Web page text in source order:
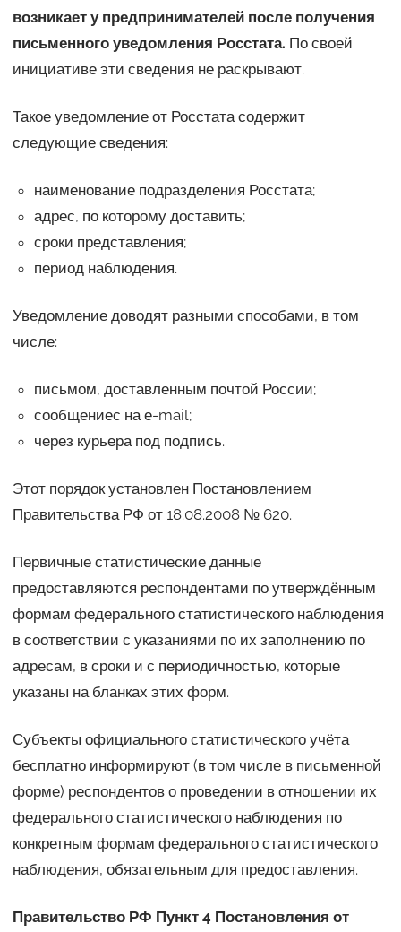
возникает у предпринимателей после получения
письменного уведомления Росстата. По своей
инициативе эти сведения не раскрывают.
Такое уведомление от Росстата содержит
следующие сведения:
наименование подразделения Росстата;
адрес, по которому доставить;
сроки представления;
период наблюдения.
Уведомление доводят разными способами, в том
числе:
письмом, доставленным почтой России;
сообщениес на е-mail;
через курьера под подпись.
Этот порядок установлен Постановлением
Правительства РФ от 18.08.2008 № 620.
Первичные статистические данные
предоставляются респондентами по утверждённым
формам федерального статистического наблюдения
в соответствии с указаниями по их заполнению по
адресам, в сроки и с периодичностью, которые
указаны на бланках этих форм.
Субъекты официального статистического учёта
бесплатно информируют (в том числе в письменной
форме) респондентов о проведении в отношении их
федерального статистического наблюдения по
конкретным формам федерального статистического
наблюдения, обязательным для предоставления.
Правительство РФ Пункт 4 Постановления от